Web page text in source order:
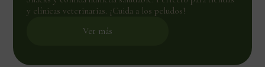
y clínicas veterinarias. ¡Cuida a los peludos!
Ver más